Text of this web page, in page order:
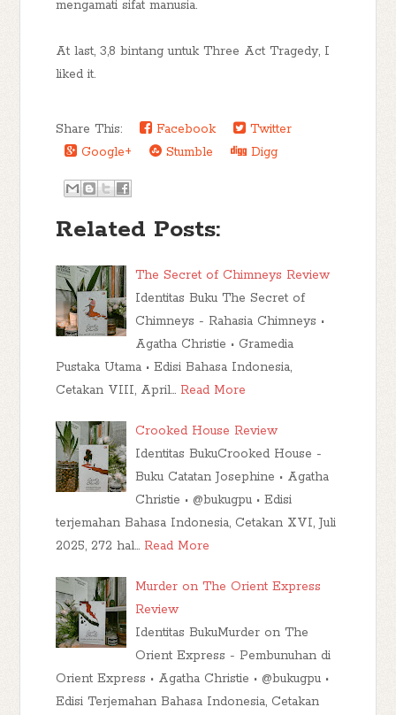
mengamati sifat manusia.
At last, 3,8 bintang untuk Three Act Tragedy, I
liked it.
Share This: Facebook
Twitter
Google+
Stumble Digg
Related Posts:
The Secret of Chimneys Review
Identitas Buku The Secret of
Chimneys - Rahasia Chimneys •
Agatha Christie • Gramedia
Pustaka Utama • Edisi Bahasa Indonesia,
Cetakan VIII, April… Read More
Crooked House Review
Identitas BukuCrooked House -
Buku Catatan Josephine • Agatha
Christie • @bukugpu • Edisi
terjemahan Bahasa Indonesia, Cetakan XVI, Juli
2025, 272 hal… Read More
Murder on The Orient Express
Review
Identitas BukuMurder on The
Orient Express - Pembunuhan di
Orient Express • Agatha Christie • @bukugpu •
Edisi Terjemahan Bahasa Indonesia, Cetakan